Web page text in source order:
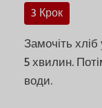
3 Крок
Замочіть
5 хвилин.
води.